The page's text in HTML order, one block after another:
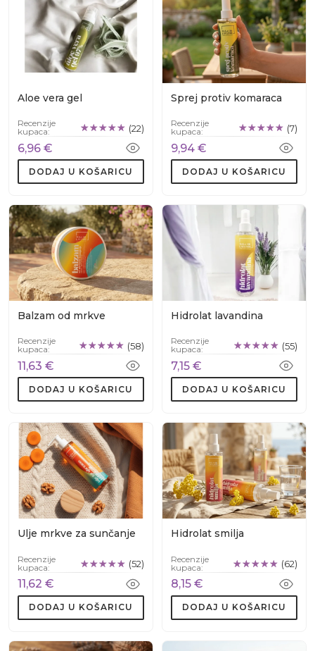
proizvodi za sunčanje pomoći će vam očuvati zdravu kožu i
spriječiti opekline od sunca.
Neka sunce bude vaš prijatelj uz naše proizvode za sunčanje.
Pregledajte našu kolekciju i pronađite proizvode koji će vam
omogućiti da sigurno i uživate na suncu bez brige o štetnim
Aloe vera gel
Recenzije
kupaca:
(22)
6,96 €
DODAJ U KOŠARICU
Sprej protiv komaraca
Recenzije
kupaca:
(7)
9,94 €
DODAJ U KOŠARICU
Balzam od mrkve
Recenzije
kupaca:
(58)
11,63 €
DODAJ U KOŠARICU
Hidrolat lavandina
Recenzije
kupaca:
(55)
7,15 €
DODAJ U KOŠARICU
Ulje mrkve za sunčanje
Recenzije
kupaca:
(52)
11,62 €
DODAJ U KOŠARICU
Hidrolat smilja
Recenzije
kupaca:
(62)
8,15 €
DODAJ U KOŠARICU